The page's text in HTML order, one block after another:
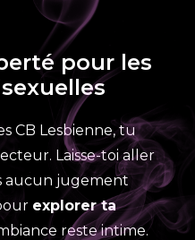
pour les
CB Lesbienne, tu
Laisse-toi aller
aucun jugement
explorer ta
reste intime.